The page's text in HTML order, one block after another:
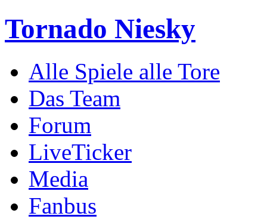
Tornado Niesky
Alle Spiele alle Tore
Das Team
Forum
LiveTicker
Media
Fanbus